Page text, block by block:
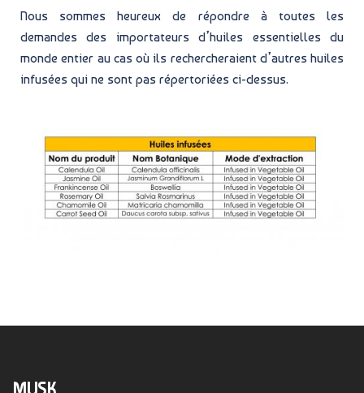
Nous sommes heureux de répondre à toutes les
demandes des importateurs d’huiles essentielles du
monde entier au cas où ils rechercheraient d’autres huiles
infusées qui ne sont pas répertoriées ci-dessus.